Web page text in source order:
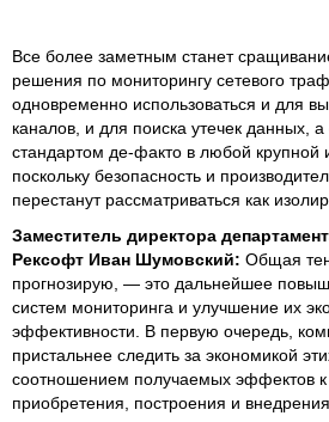
Все более заметным станет
решения по мониторингу сетевого
одновременно использоваться и для
каналов, и для поиска утечек данных,
стандартом де-факто в любой крупной
поскольку безопасность и
перестанут рассматриваться как
Заместитель директора
Рексофт Иван Шумовский: Общая
прогнозирую, — это дальнейшее
систем мониторинга и улучшение их
эффективности. В первую очередь,
пристальнее следить за экономикой
соотношением получаемых эффектов к
приобретения, построения и